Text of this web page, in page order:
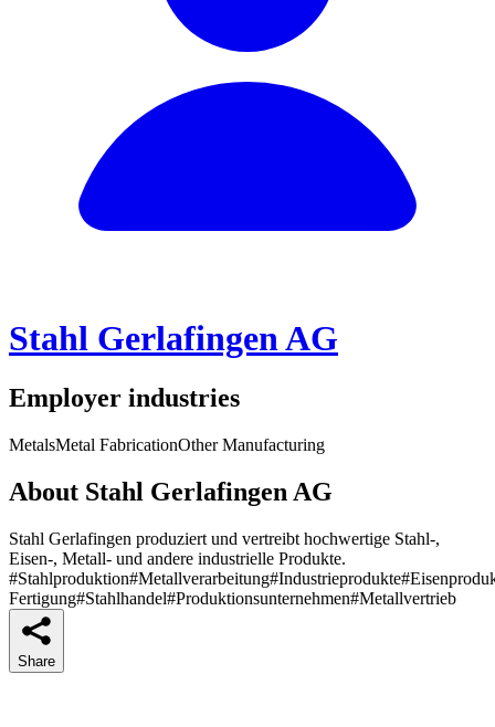
Stahl Gerlafingen AG
Employer industries
MetalsMetal FabricationOther Manufacturing
About Stahl Gerlafingen AG
Stahl Gerlafingen produziert und vertreibt hochwertige Stahl-,
Eisen-, Metall- und andere industrielle Produkte.
#Stahlproduktion#Metallverarbeitung#Industrieprodukte
Fertigung#Stahlhandel#Produktionsunternehmen#Metallvertrieb
Share